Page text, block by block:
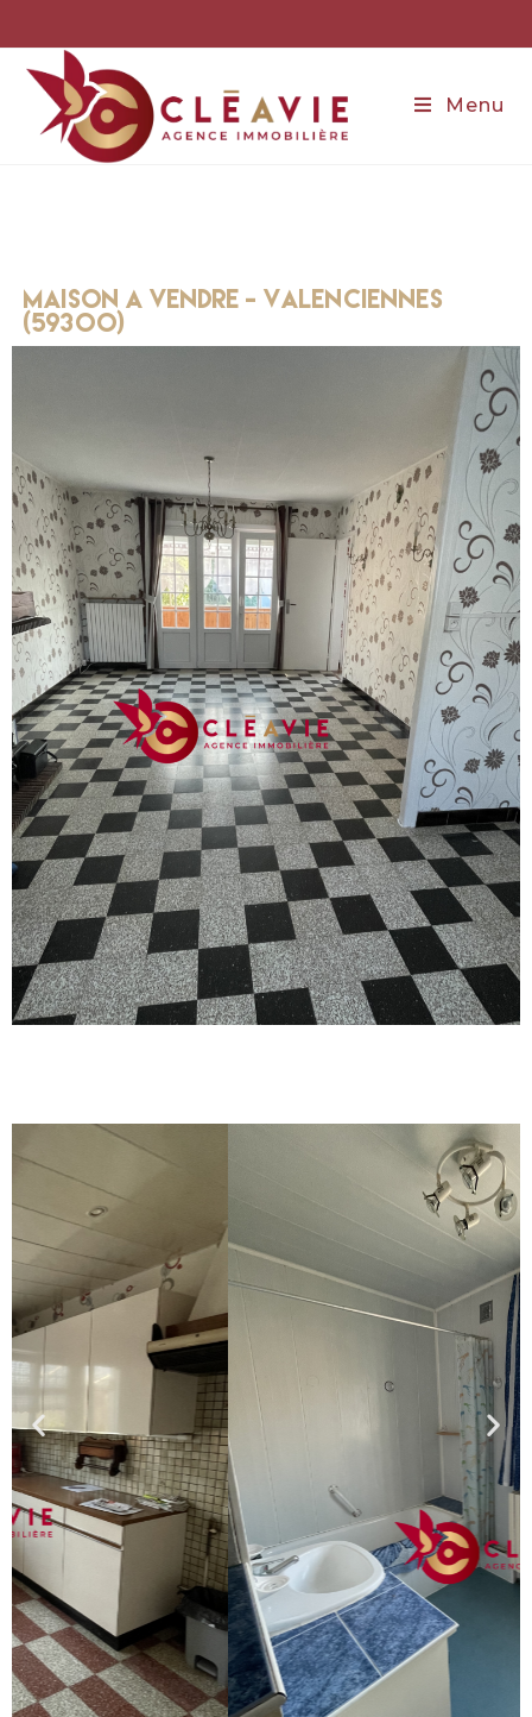
Menu
maison a vendre - Valenciennes
(59300)